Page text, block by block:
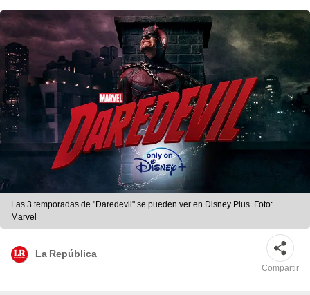
Las 3 temporadas de "Daredevil" se pueden ver en Disney Plus. Foto:
Marvel
La República
Compartir